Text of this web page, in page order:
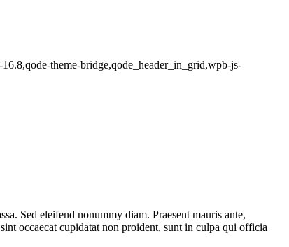
theme-bridge,qode_header_in_grid,wpb-js-
Sed eleifend nonummy diam. Praesent mauris ante,
occaecat cupidatat non proident, sunt in culpa qui officia